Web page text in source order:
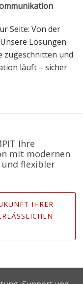
Seite: Von der
Lösungen
zugeschnitten und
läuft – sicher
Ihre
mit modernen
und flexibler
IHRER